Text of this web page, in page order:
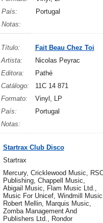
País:
Portugal
Notas:
Título:
Fait Beau Chez Toi
Artista:
Nicolas Peyrac
Editora:
Pathé
Catálogo:
11C 14 871
Formato:
Vinyl, LP
País:
Portugal
Notas:
Startrax Club Disco
Startrax
Mercury, Cricklewood Music,
Publishing, Chappell Music,
Abigail Music, Flam Music Ltd.,
Music For Unicef, Windmill
Robert Mellin, Marquis Music,
Zomba Management And
Publishers Ltd., Rondor